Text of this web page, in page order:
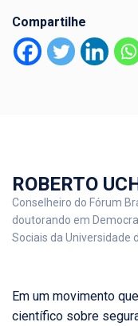
Compartilhe
ROBERTO
Conselheiro do Fórum
doutorando em
Sociais da Universidade
Em um movimento
científico sobre